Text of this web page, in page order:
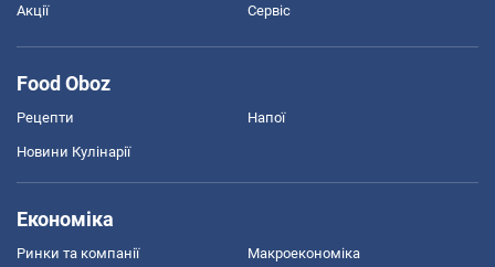
Акції Сервіс
Food Oboz
Рецепти Напої
Новини Кулінарії
Економіка
Ринки та компанії Макроекономіка